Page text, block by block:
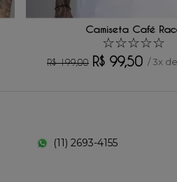
Camiseta Café
☆☆☆☆☆
R$ 199,00 R$ 99,50 /3x de
(11) 2693-4155